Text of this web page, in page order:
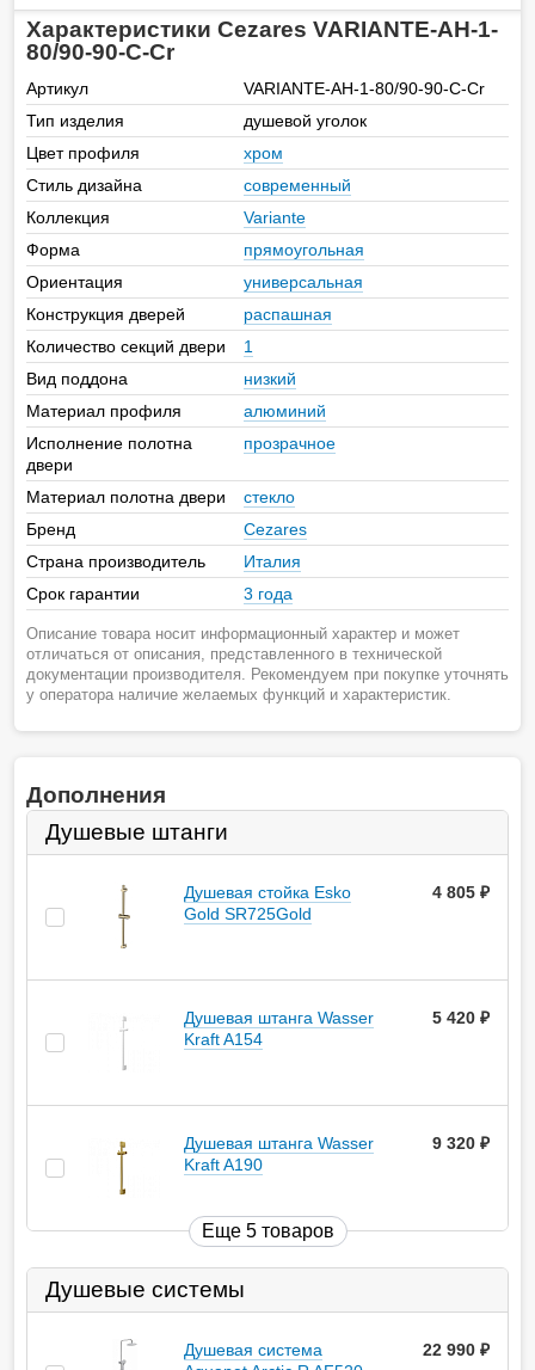
Характеристики Cezares VARIANTE-AH-1-
80/90-90-C-Cr
Артикул
VARIANTE-AH-1-80/90-90-C-Cr
Тип изделия
душевой уголок
Цвет профиля
хром
Стиль дизайна
современный
Коллекция
Variante
Форма
прямоугольная
Ориентация
универсальная
Конструкция дверей
распашная
Количество секций двери
1
Вид поддона
низкий
Материал профиля
алюминий
Исполнение полотна
двери
прозрачное
Материал полотна двери
стекло
Бренд
Cezares
Страна производитель
Италия
Срок гарантии
3 года
Описание товара носит информационный характер и может
отличаться от описания, представленного в технической
документации производителя. Рекомендуем при покупке уточнять
у оператора наличие желаемых функций и характеристик.
Дополнения
Душевые штанги
Душевая cтойка Esko
Gold SR725Gold
4 805
Душевая штанга Wasser
Kraft A154
5 420
Душевая штанга Wasser
Kraft A190
9 320
Еще 5 товаров
Душевые системы
Душевая система
22 990